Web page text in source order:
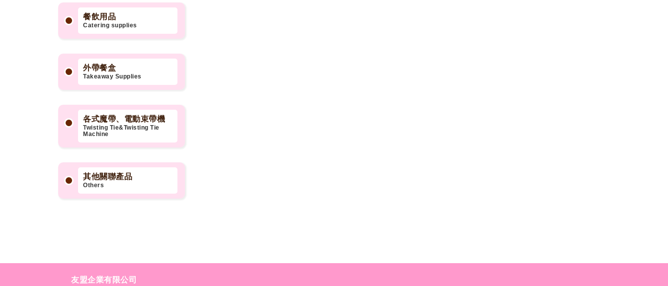
餐飲用品
Catering supplies
外帶餐盒
Takeaway Supplies
各式魔帶、電動束帶機
Twisting Tie&Twisting Tie
Machine
其他關聯產品
Others
友盟企業有限公司